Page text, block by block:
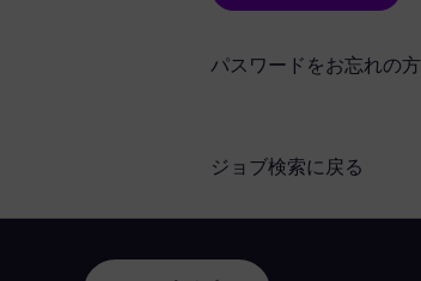
パスワードをお忘れの方
ジョブ検索に戻る